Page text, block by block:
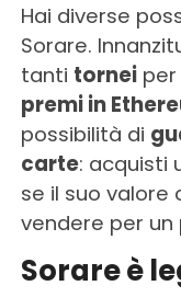
Hai diverse
Sorare.
tanti torneiper
premi in
possibilità di
carte: acquisti
se il suo valore
vendere per
Sorare è